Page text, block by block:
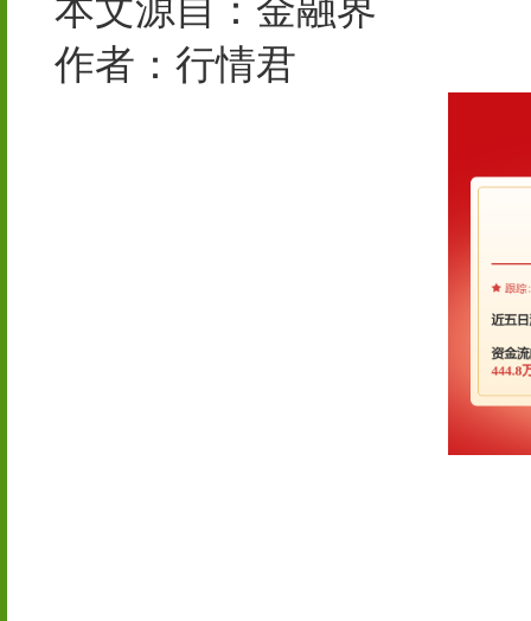
本文源自：金融界
作者：行情君